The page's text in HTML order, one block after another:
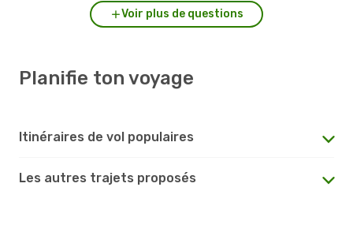
Voir plus de questions
Planifie ton voyage
Itinéraires de vol populaires
Les autres trajets proposés